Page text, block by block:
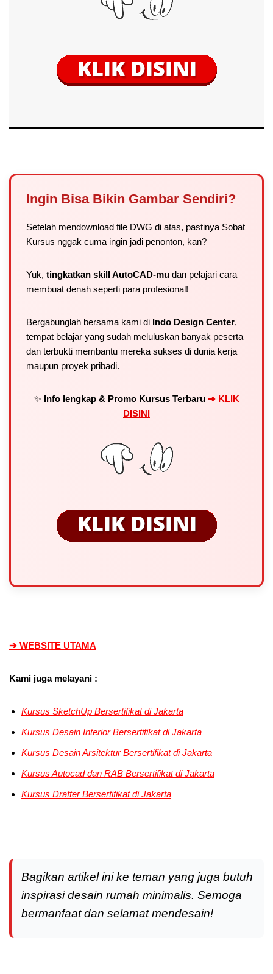
Ingin Bisa Bikin Gambar Sendiri?
Setelah mendownload file DWG di atas, pastinya Sobat
Kursus nggak cuma ingin jadi penonton, kan?
Yuk, tingkatkan skill AutoCAD-mu dan pelajari cara
membuat denah seperti para profesional!
Bergabunglah bersama kami di Indo Design Center,
tempat belajar yang sudah meluluskan banyak peserta
dan terbukti membantu mereka sukses di dunia kerja
maupun proyek pribadi.
✨ Info lengkap & Promo Kursus Terbaru ➔ KLIK
DISINI
➔ WEBSITE UTAMA
Kami juga melayani :
Kursus SketchUp Bersertifikat di Jakarta
Kursus Desain InteriorBersertifikat di Jakarta
Kursus Desain ArsitekturBersertifikat di Jakarta
Kursus Autocad dan RAB Bersertifikat di Jakarta
Kursus DrafterBersertifikat di Jakarta
Bagikan artikel ini ke teman yang juga butuh
inspirasi desain rumah minimalis. Semoga
bermanfaat dan selamat mendesain!